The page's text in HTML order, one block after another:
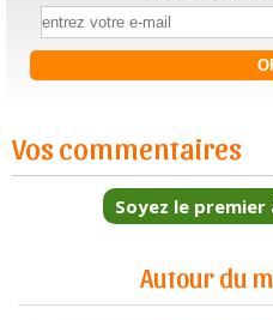
Vos commentaires
Soyez le premier
Autour du